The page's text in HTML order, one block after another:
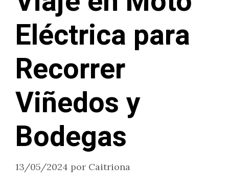
Eléctrica para
Recorrer
Viñedos y
Bodegas
13/05/2024 por Caitriona